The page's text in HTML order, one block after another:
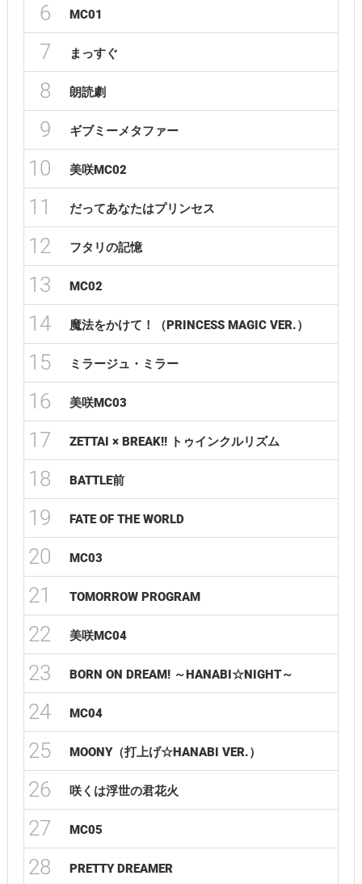
6 MC01
7 まっすぐ
8 朗読劇
9 ギブミーメタファー
10 美咲MC02
11 だってあなたはプリンセス
12 フタリの記憶
13 MC02
14 魔法をかけて！（PRINCESS MAGIC VER.）
15 ミラージュ・ミラー
16 美咲MC03
17 ZETTAI × BREAK!! トゥインクルリズム
18 BATTLE前
19 FATE OF THE WORLD
20 MC03
21 TOMORROW PROGRAM
22 美咲MC04
23 BORN ON DREAM! ～HANABI☆NIGHT～
24 MC04
25 MOONY（打上げ☆HANABI VER.）
26 咲くは浮世の君花火
27 MC05
28 PRETTY DREAMER